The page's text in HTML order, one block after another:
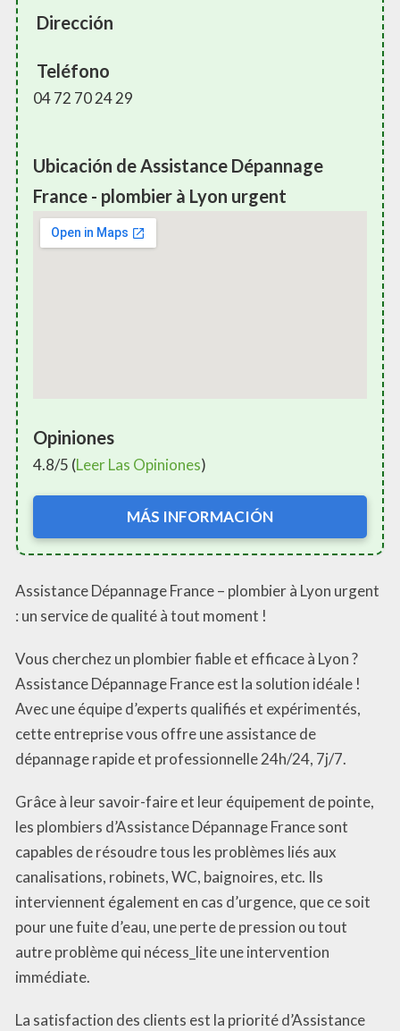
Dirección
Teléfono
04 72 70 24 29
Ubicación de Assistance Dépannage
France - plombier à Lyon urgent
Opiniones
4.8/5 (Leer Las Opiniones)
MÁS INFORMACIÓN
Assistance Dépannage France – plombier à Lyon urgent
: un service de qualité à tout moment !
Vous cherchez un plombier fiable et efficace à Lyon ?
Assistance Dépannage France est la solution idéale !
Avec une équipe d’experts qualifiés et expérimentés,
cette entreprise vous offre une assistance de
dépannage rapide et professionnelle 24h/24, 7j/7.
Grâce à leur savoir-faire et leur équipement de pointe,
les plombiers d’Assistance Dépannage France sont
capables de résoudre tous les problèmes liés aux
canalisations, robinets, WC, baignoires, etc. Ils
interviennent également en cas d’urgence, que ce soit
pour une fuite d’eau, une perte de pression ou tout
autre problème qui nécess_lite une intervention
immédiate.
La satisfaction des clients est la priorité d’Assistance